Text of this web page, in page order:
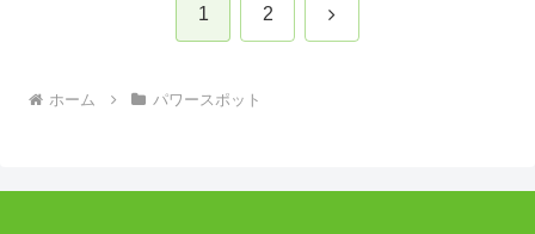
1 2 次
ホーム パワースポット